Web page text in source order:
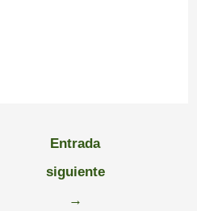
Entrada
siguiente
→